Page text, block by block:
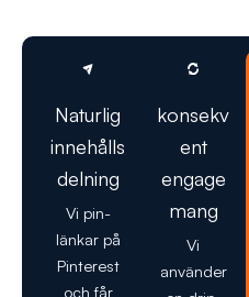
Naturlig
innehålls
delning
Vi pin-
länkar på
Pinterest
och får
konsekv
ent
engage
mang
Vi
använder